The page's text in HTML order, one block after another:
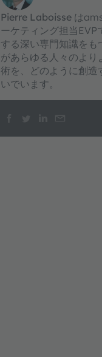
Pierre Laboisse は
ーケティング担当EVP
する深い専門知識を
があらゆる人々のよ
術を、どのように創造
いでいます。